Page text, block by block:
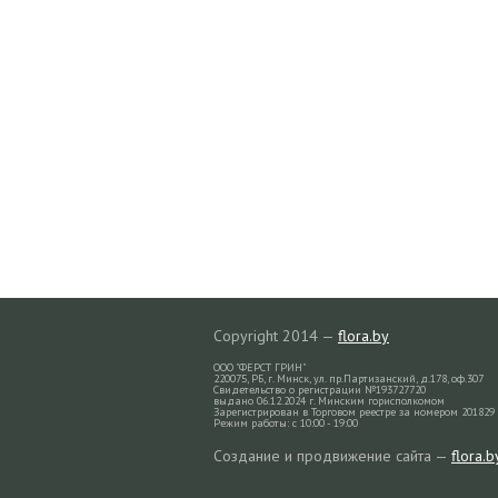
Copyright 2014 — flora.by
ООО "ФЕРСТ ГРИН"
220075, РБ, г. Минск, ул. пр.Партизанский, д.178, оф.307
Свидетельство о регистрации №193727720
выдано 06.12.2024 г. Минским горисполкомом
Зарегистрирован в Торговом реестре за номером
Режим работы: с 10:00 - 19:00
Создание и продвижение сайта —